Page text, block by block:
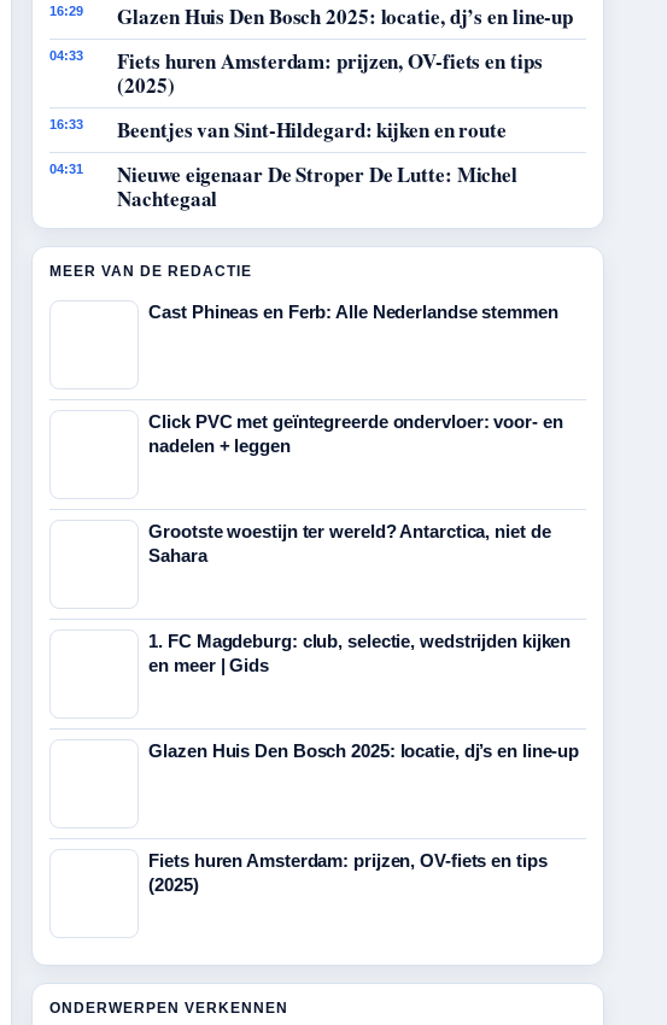
16:29 Glazen Huis Den Bosch 2025: locatie, dj’s en line-up
04:33
Fiets huren Amsterdam: prijzen, OV-fiets en tips
(2025)
16:33 Beentjes van Sint-Hildegard: kijken en route
04:31
Nieuwe eigenaar De Stroper De Lutte: Michel
Nachtegaal
MEER VAN DE REDACTIE
Cast Phineas en Ferb: Alle Nederlandse stemmen
Click PVC met geïntegreerde ondervloer: voor- en
nadelen + leggen
Grootste woestijn ter wereld? Antarctica, niet de
Sahara
1. FC Magdeburg: club, selectie, wedstrijden kijken
en meer | Gids
Glazen Huis Den Bosch 2025: locatie, dj’s en line-up
Fiets huren Amsterdam: prijzen, OV-fiets en tips
(2025)
ONDERWERPEN VERKENNEN